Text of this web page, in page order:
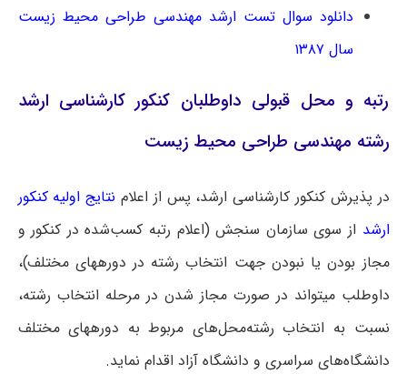
دانلود سوال تست ارشد مهندسی طراحی محیط زیست
سال ۱۳۸۷
رتبه و محل قبولی داوطلبان کنکور کارشناسی ارشد
رشته مهندسی طراحی محیط زیست
در پذیرش کنکور کارشناسی ارشد، پس از اعلام نتایج اولیه کنکور
ارشد از سوی سازمان سنجش (اعلام رتبه کسب‌شده در کنکور و
مجاز بودن یا نبودن جهت انتخاب رشته در دوره‎های مختلف)،
داوطلب می‎تواند در صورت مجاز شدن در مرحله انتخاب رشته،
نسبت به انتخاب رشته‌محل‌های مربوط به دوره‎های مختلف
دانشگاه‌های سراسری و دانشگاه آزاد اقدام نماید.